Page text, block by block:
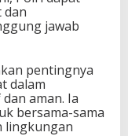
dan
jawab
pentingnya
dalam
aman. Ia
bersama-sama
lingkungan